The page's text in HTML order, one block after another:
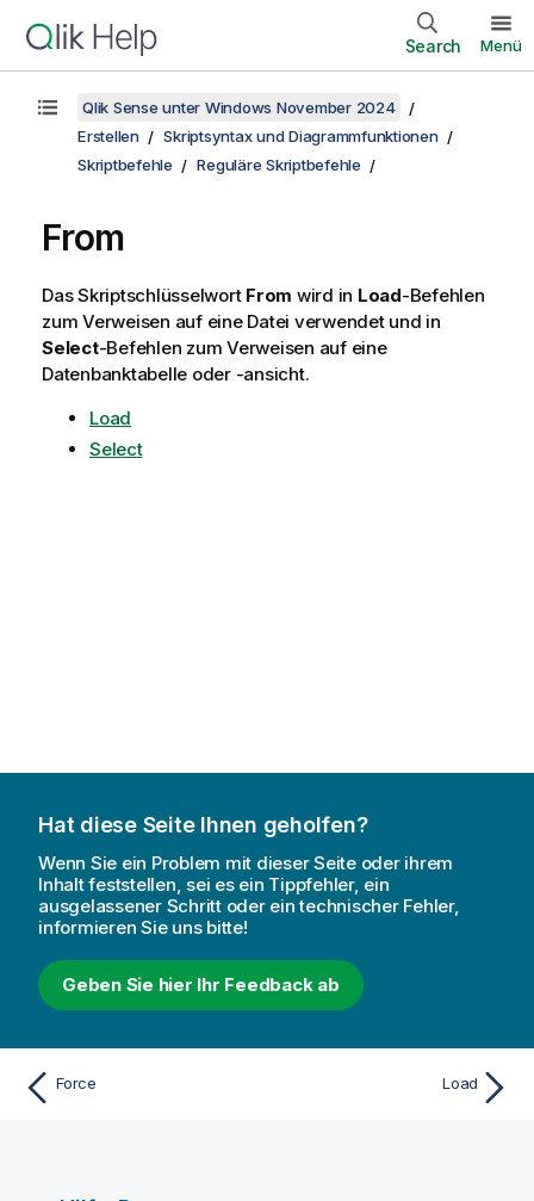
Search Menü
Qlik Sense unter Windows November 2024
Erstellen
Skriptsyntax und Diagrammfunktionen
Skriptbefehle
Reguläre Skriptbefehle
From
Das Skriptschlüsselwort From wird in Load-Befehlen
zum Verweisen auf eine Datei verwendet und in
Select-Befehlen zum Verweisen auf eine
Datenbanktabelle oder -ansicht.
Load
Select
Hat diese Seite Ihnen geholfen?
Wenn Sie ein Problem mit dieser Seite oder ihrem
Inhalt feststellen, sei es ein Tippfehler, ein
ausgelassener Schritt oder ein technischer Fehler,
informieren Sie uns bitte!
Geben Sie hier Ihr Feedback ab
Force Load